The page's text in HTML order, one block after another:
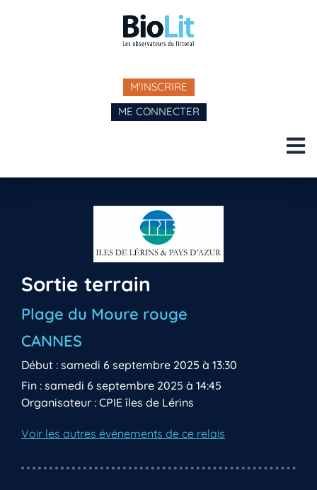
M'INSCRIRE
ME CONNECTER
Sortie terrain
Plage du Moure rouge
CANNES
Début : samedi 6 septembre 2025 à 13:30
Fin : samedi 6 septembre 2025 à 14:45
Organisateur : CPIE îles de Lérins
Voir les autres événements de ce relais